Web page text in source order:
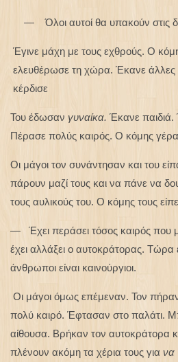
— Όλοι αυτοί θα υπακούν στις
Έγινε μάχη με τους εχθρούς. Ο
ελευθέρωσε τη χώρα. Έκανε άλλες
κέρδισε
Του έδωσαν γυναίκα.Έκανε παιδιά.
Πέρασε πολύς καιρός. Ο κόμης
Οι μάγοι τον συνάντησαν και του
πάρουν μαζί τους και να πάνε να
τους αυλικούς του. Ο κόμης τους
— Έχει περάσει τόσος καιρός που
έχει αλλάξει ο αυτοκράτορας. Τώρα
άνθρωποι είναι καινούργιοι.
Οι μάγοι όμως επέμεναν. Τον
πολύ καιρό. Έφτασαν στο παλάτι.
αίθουσα. Βρήκαν τον αυτοκράτορα
πλένουν ακόμη τα χέρια τους για να